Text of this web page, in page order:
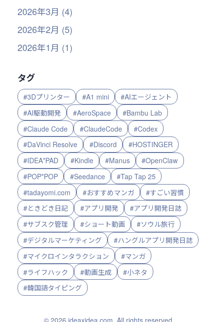
2026年3月 (4)
2026年2月 (5)
2026年1月 (1)
タグ
#3Dプリンター #A1 mini
#AIエージェント
#AI駆動開発
#AeroSpace
#Bambu Lab
#Claude Code
#ClaudeCode
#Codex
#DaVinci Resolve
#Discord
#HOSTINGER
#IDEA*PAD
#Kindle #Manus
#OpenClaw
#POP*POP
#Seedance
#Tap Tap 25
#tadayomi.com
#おすすめマンガ
#すごい習慣
#ときどき日記
#アプリ開発
#アプリ開発日誌
#サブスク管理
#ショート動画
#ソウル旅行
#デジタルマーケティング
#ハングルアプリ開発日誌
#マイクロインタラクション
#マンガ
#ライフハック
#動画生成
#小ネタ
#韓国語タイピング
© 2026 ideaxidea.com. All rights reserved.